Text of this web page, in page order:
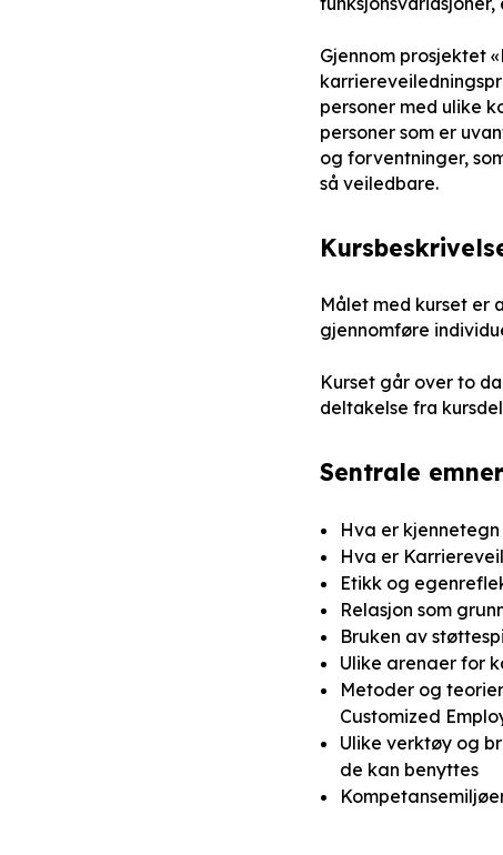
Gjennom prosjektet
personer med ulike
personer som er
og forventninger,
så veiledbare.
Målet med kurset er
gjennomføre
Kurset går over to
deltakelse fra
Sentrale emner
Hva er
Hva er
Etikk og
Relasjon som
Bruken av
Ulike arenaer for
Metoder og
Customized
Ulike verktøy og
de kan benyttes